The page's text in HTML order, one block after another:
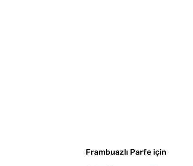
Frambuazlı Parfe için